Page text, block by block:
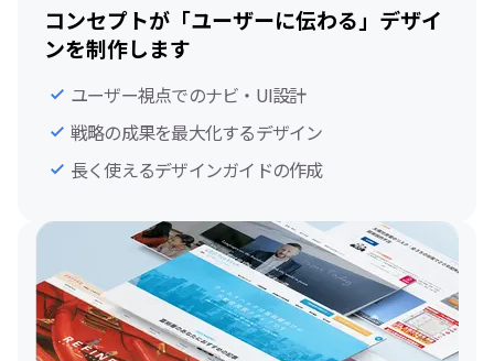
コンセプトが「ユーザーに伝わる」デザイ
ンを制作します
ユーザー視点でのナビ・UI設計
戦略の成果を最大化するデザイン
長く使えるデザインガイドの作成